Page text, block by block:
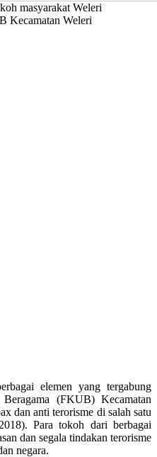
masyarakat Weleri
Kecamatan Weleri
elemen yang tergabung
(FKUB) Kecamatan
dan anti terorisme di salah satu
Para tokoh dari berbagai
dan segala tindakan terorisme
negara.